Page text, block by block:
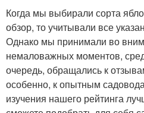
Когда мы выбирали сорта
обзор, то учитывали все
Однако мы принимали во
немаловажных моментов,
очередь, обращались к
особенно, к опытным
изучения нашего рейтинга